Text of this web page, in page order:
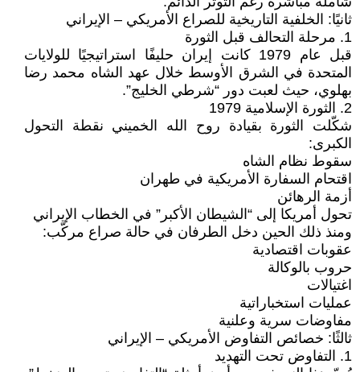
ثانيًا: الخلفية التاريخية للصراع الأمريكي – الإيراني
1. مرحلة التحالف قبل الثورة
قبل عام 1979 كانت إيران حليفًا استراتيجيًا للولايات
المتحدة في الشرق الأوسط خلال عهد الشاه محمد رضا
بهلوي، حيث لعبت دور “شرطي الخليج”.
2. الثورة الإسلامية 1979
شكّلت الثورة بقيادة روح الله الخميني نقطة التحول
الكبرى:
سقوط نظام الشاه
اقتحام السفارة الأمريكية في طهران
أزمة الرهائن
تحول أمريكا إلى “الشيطان الأكبر” في الخطاب الإيراني
ومنذ ذلك الحين دخل الطرفان في حالة صراع مركّب:
عقوبات اقتصادية
حروب بالوكالة
اغتيالات
عمليات استخباراتية
مفاوضات سرية وعلنية
ثالثًا: خصائص التفاوض الأمريكي – الإيراني
1. التفاوض تحت التهديد